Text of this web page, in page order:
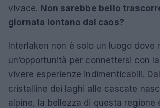
vivace. Non sarebbe bello
giornata lontano dal caos?
Interlaken non è solo un luogo dove
un’opportunità per connettersi con
vivere esperienze indimenticabili.
cristalline dei laghi alle cascate
alpine, la bellezza di questa regione